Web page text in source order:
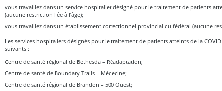
vous travaillez dans un service hospitalier désigné pour le traitement de patients
(aucune restriction liée à l’âge);
vous travaillez dans un établissement correctionnel provincial ou fédéral (aucune
Les services hospitaliers désignés pour le traitement de patients atteints de la
suivants :
Centre de santé régional de Bethesda – Réadaptation;
Centre de santé de Boundary Trails – Médecine;
Centre de santé régional de Brandon – 500 Ouest;